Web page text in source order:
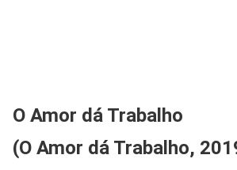
O Amor dá Trabalho
(O Amor dá Trabalho,